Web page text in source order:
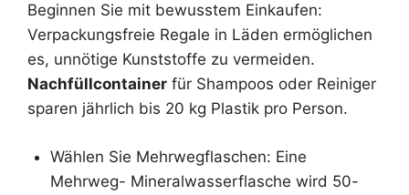
Beginnen Sie mit bewusstem Einkaufen:
Verpackungsfreie Regale in Läden ermöglichen
es, unnötige Kunststoffe zu vermeiden.
Nachfüllcontainer für Shampoos oder Reiniger
sparen jährlich bis 20 kg Plastik pro Person.
Wählen Sie Mehrwegflaschen: Eine
Mehrweg- Mineralwasserflasche wird 50-